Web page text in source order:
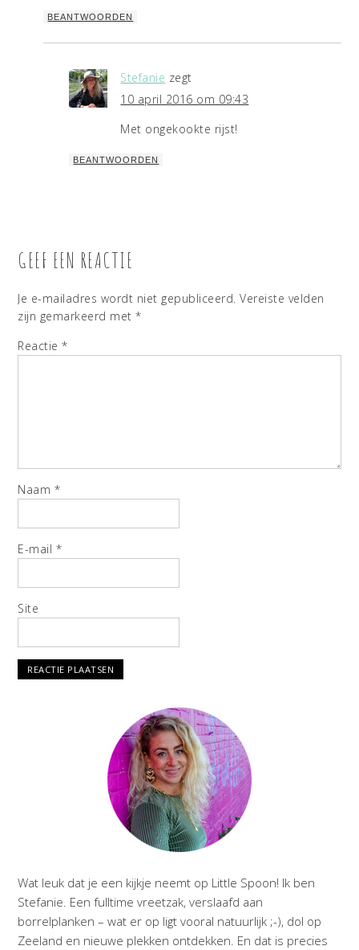
BEANTWOORDEN
Stefanie zegt
10 april 2016 om 09:43
Met ongekookte rijst!
BEANTWOORDEN
GEEF EEN REACTIE
Je e-mailadres wordt niet gepubliceerd. Vereiste velden
zijn gemarkeerd met*
Reactie*
Naam *
E-mail *
Site
Wat leuk dat je een kijkje neemt op Little Spoon! Ik ben
Stefanie. Een fulltime vreetzak, verslaafd aan
borrelplanken – wat er op ligt vooral natuurlijk ;-), dol op
Zeeland en nieuwe plekken ontdekken. En dat is precies